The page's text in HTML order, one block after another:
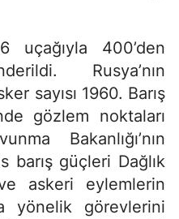
uçağıyla 400’den
Rusya’nın
sayısı 1960. Barış
gözlem noktaları
Bakanlığı’nın
barış güçleri Dağlık
askeri eylemlerin
yönelik görevlerini